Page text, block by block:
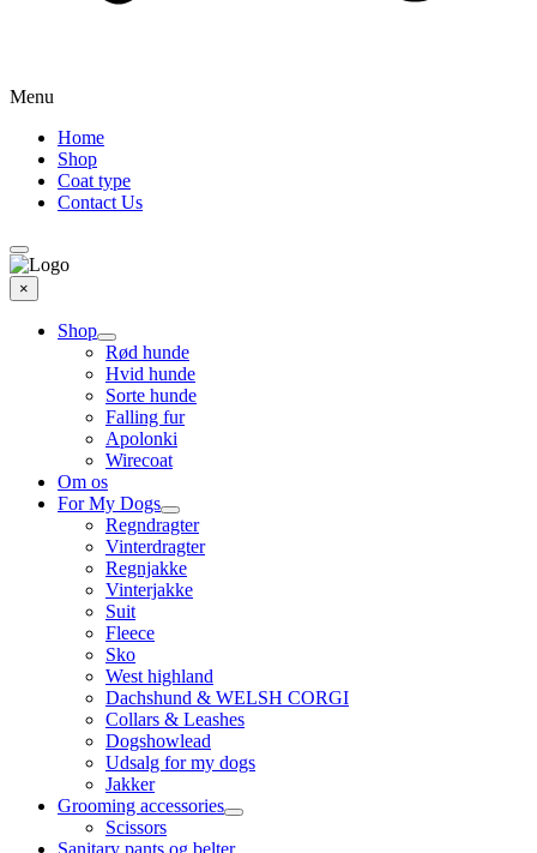
Menu
Home
Shop
Coat type
Contact Us
×
Shop
Rød hunde
Hvid hunde
Sorte hunde
Falling fur
Apolonki
Wirecoat
Om os
For My Dogs
Regndragter
Vinterdragter
Regnjakke
Vinterjakke
Suit
Fleece
Sko
West highland
Dachshund & WELSH CORGI
Collars & Leashes
Dogshowlead
Udsalg for my dogs
Jakker
Grooming accessories
Scissors
Sanitary pants og belter